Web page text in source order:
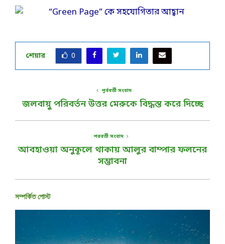
শেয়ার 0
পূর্ববর্তী সংবাদ
জলবায়ু পরিবর্তন উত্তর মেরুকে বিদ্ধস্ত করে দিচ্ছে
পরবর্তী সংবাদ
আবহাওয়া অনুকূলে থাকায় আলুর বাম্পার ফলনের
সম্ভাবনা
সম্পর্কিত পোস্ট